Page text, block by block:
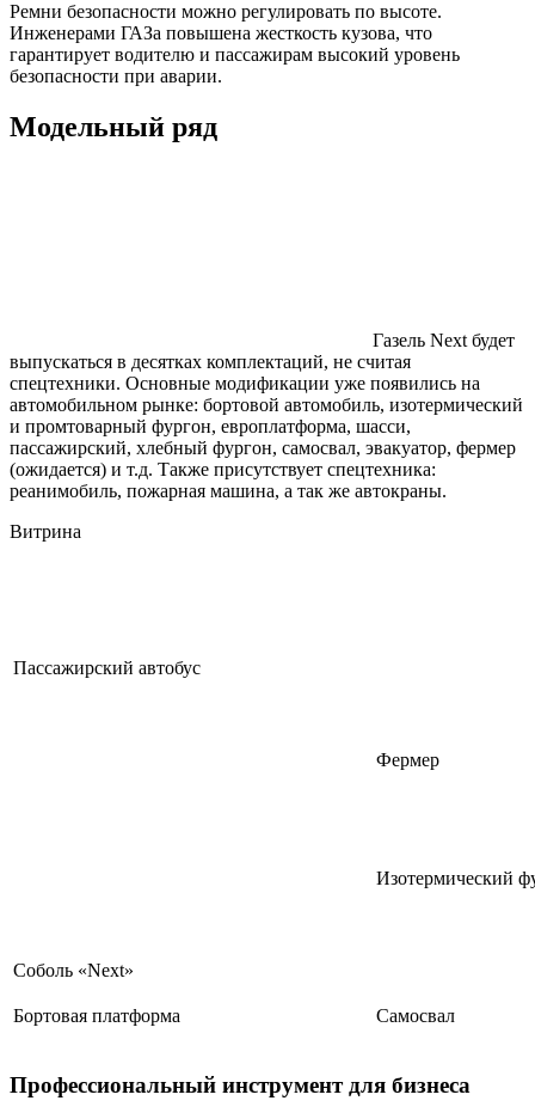
Ремни безопасности можно регулировать по высоте.
Инженерами ГАЗа повышена жесткость кузова, что
гарантирует водителю и пассажирам высокий уровень
безопасности при аварии.
Модельный ряд
Газель Next будет
выпускаться в десятках комплектаций, не считая
спецтехники. Основные модификации уже появились на
автомобильном рынке: бортовой автомобиль, изотермический
и промтоварный фургон, европлатформа, шасси,
пассажирский, хлебный фургон, самосвал, эвакуатор, фермер
(ожидается) и т.д. Также присутствует спецтехника:
реанимобиль, пожарная машина, а так же автокраны.
Витрина
Пассажирский автобус
Фермер
Соболь «Next»
Изотермический
Бортовая платформа Самосвал
Профессиональный инструмент для бизнеса